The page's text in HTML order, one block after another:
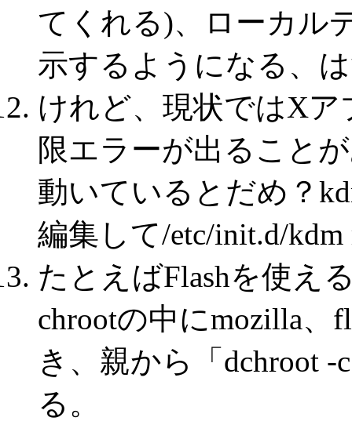
てくれる)、ローカル
示するようになる、
けれど、現状ではX
限エラーが出ること
動いているとだめ？
編集して/etc/init.d/kdm
たとえばFlashを使え
chrootの中にmozilla、
き、親から「dchroot -
る。